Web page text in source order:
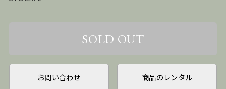
お問い合わせ 商品のレンタル